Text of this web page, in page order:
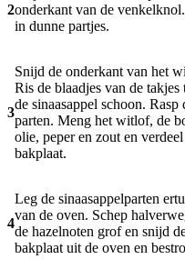
2onderkant van de
in dunne partjes.
3
Snijd de onderkant van het
Ris de blaadjes van de
de sinaasappel schoon.
parten. Meng het witlof, de
olie, peper en zout en
bakplaat.
4
Leg de sinaasappelparten
van de oven. Schep
de hazelnoten grof en snijd
bakplaat uit de oven en